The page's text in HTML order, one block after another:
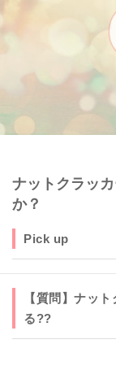
ナットクラッ
か？
Pick up
【質問】ナッ
る??